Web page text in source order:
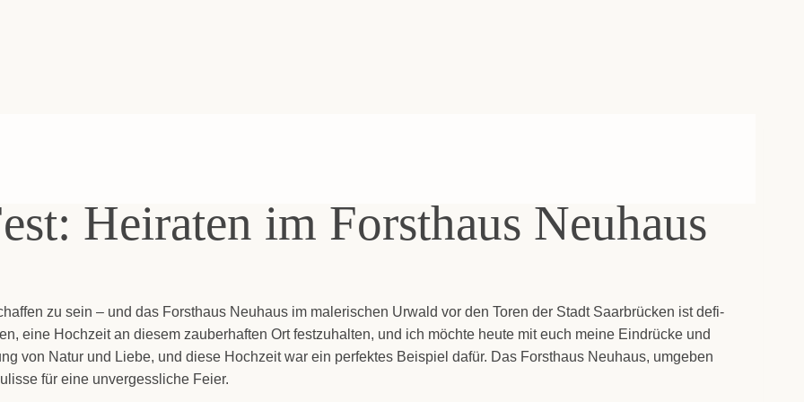
Hei­ra­ten im Forst­haus Neu­haus
zu sein – und das Forst­haus Neu­haus im male­ri­schen Urwald vor den Toren der Stadt Saar­brü­cken ist defi­
eine Hoch­zeit an die­sem zau­ber­haf­ten Ort fest­zu­hal­ten, und ich möch­te heu­te mit euch mei­ne Ein­drü­cke und
von Natur und Lie­be, und die­se Hoch­zeit war ein per­fek­tes Bei­spiel dafür. Das Forst­haus Neu­haus, umge­ben
für eine unver­gess­li­che Fei­er.